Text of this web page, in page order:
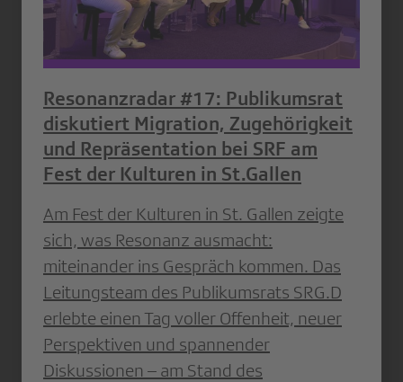
Resonanzradar #17: Publikumsrat
diskutiert Migration, Zugehörigkeit
und Repräsentation bei SRF am
Fest der Kulturen in St.Gallen
Am Fest der Kulturen in St. Gallen zeigte
sich, was Resonanz ausmacht:
miteinander ins Gespräch kommen. Das
Leitungsteam des Publikumsrats SRG.D
erlebte einen Tag voller Offenheit, neuer
Perspektiven und spannender
Diskussionen – am Stand des